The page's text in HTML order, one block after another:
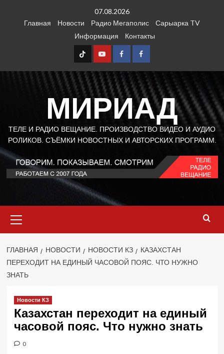
07.08.2026
Главная
Новости Радио Мегаполис
Сарыарка TV
Информация
Контакты
TT Youtube
FB1 FB2
МИРИАД
ТЕЛЕ И РАДИО ВЕЩАНИЕ. ПРОИЗВОДСТВО ВИДЕО И АУДИО
РОЛИКОВ. СЪЁМКИ НОВОСТНЫХ И АВТОРСКИХ ПРОГРАММ.
меню
ГЛАВНАЯ НОВОСТИ НОВОСТИ КЗ
КАЗАХСТАН
ПЕРЕХОДИТ НА ЕДИНЫЙ ЧАСОВОЙ ПОЯС. ЧТО НУЖНО
ЗНАТЬ
Новости КЗ
Казахстан переходит на единый
часовой пояс. Что нужно знать
0